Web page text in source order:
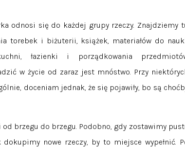
odnosi się do każdej grupy rzeczy. Znajdziemy
torebek i biżuterii, książek, materiałów do
łazienki i porządkowania
w życie od zaraz jest mnóstwo. Przy
doceniam jednak, że się pojawiły, bo są
od brzegu do brzegu. Podobno, gdy zostawimy
nowe rzeczy, by to miejsce wypełnić.